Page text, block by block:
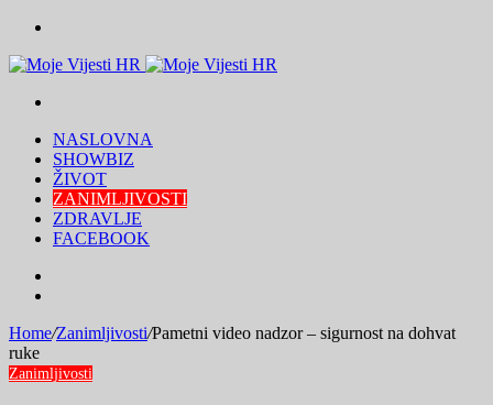
NASLOVNA
SHOWBIZ
ŽIVOT
ZANIMLJIVOSTI
ZDRAVLJE
FACEBOOK
Home/Zanimljivosti/Pametni video nadzor – sigurnost na dohvat
ruke
Zanimljivosti